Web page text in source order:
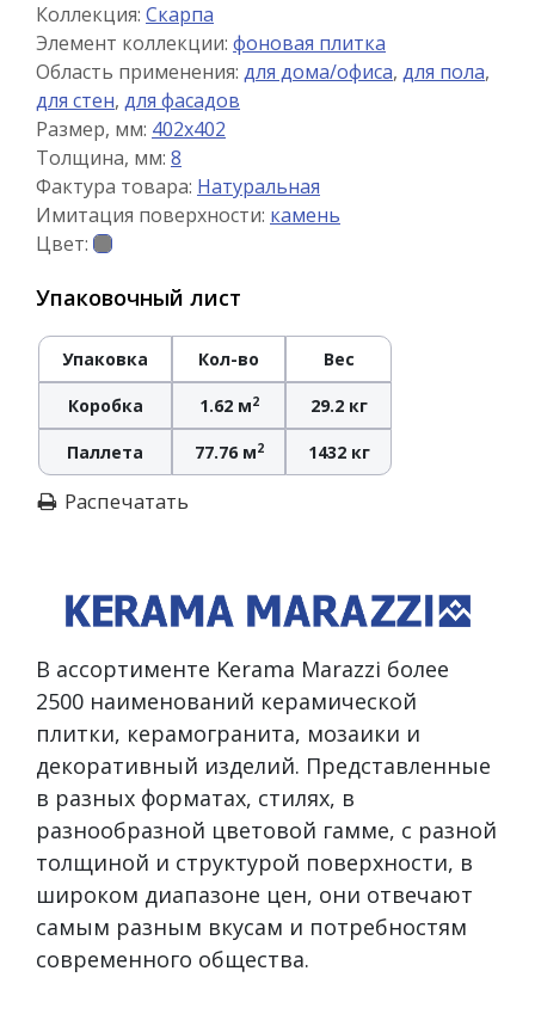
Коллекция: Скарпа
Элемент коллекции: фоновая плитка
Область применения: для дома/офиса, для пола,
для стен, для фасадов
Размер, мм: 402x402
Толщина, мм: 8
Фактура товара: Натуральная
Имитация поверхности: камень
Цвет:
Упаковочный лист
Упаковка Кол-во Вес
Коробка 1.62 м2 29.2 кг
Паллета 77.76 м2 1432 кг
Распечатать
В ассортименте Kerama Marazzi более
2500 наименований керамической
плитки, керамогранита, мозаики и
декоративный изделий. Представленные
в разных форматах, стилях, в
разнообразной цветовой гамме, с разной
толщиной и структурой поверхности, в
широком диапазоне цен, они отвечают
самым разным вкусам и потребностям
современного общества.